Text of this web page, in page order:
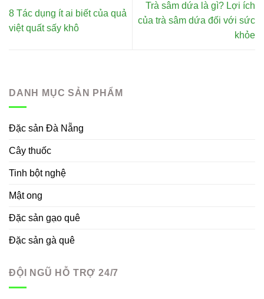
8 Tác dụng ít ai biết của quả
việt quất sấy khô
Trà sâm dứa là gì? Lợi ích
của trà sâm dứa đối với sức
khỏe
DANH MỤC SẢN PHẨM
Đặc sản Đà Nẵng
Cây thuốc
Tinh bột nghệ
Mật ong
Đặc sản gạo quê
Đặc sản gà quê
ĐỘI NGŨ HỖ TRỢ 24/7